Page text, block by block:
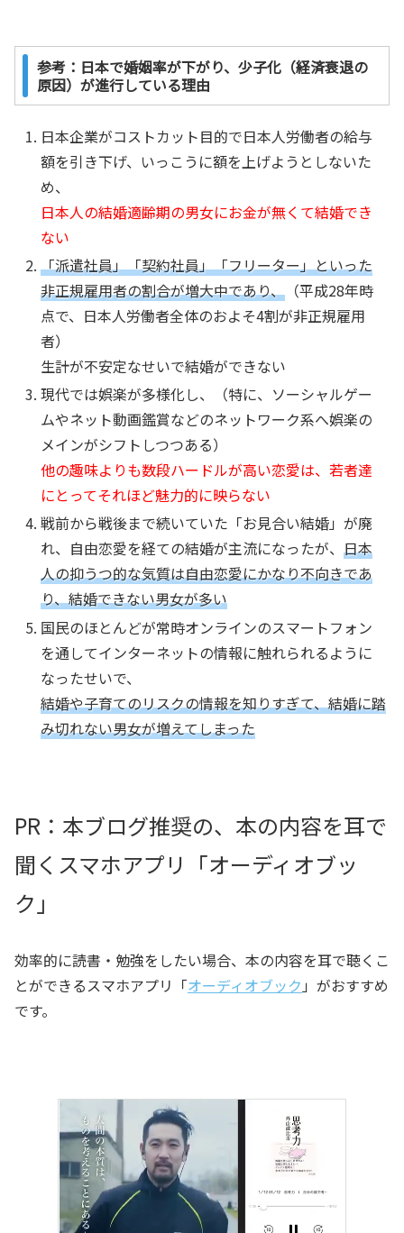
参考：日本で婚姻率が下がり、少子化（経済衰退の
原因）が進行している理由
日本企業がコストカット目的で日本人労働者の給与
額を引き下げ、いっこうに額を上げようとしないた
め、
日本人の結婚適齢期の男女にお金が無くて結婚でき
ない
「派遣社員」「契約社員」「フリーター」といった
非正規雇用者の割合が増大中であり、 （平成28年時
点で、日本人労働者全体のおよそ4割が非正規雇用
者）
生計が不安定なせいで結婚ができない
現代では娯楽が多様化し、（特に、ソーシャルゲー
ムやネット動画鑑賞などのネットワーク系へ娯楽の
メインがシフトしつつある）
他の趣味よりも数段ハードルが高い恋愛は、若者達
にとってそれほど魅力的に映らない
戦前から戦後まで続いていた「お見合い結婚」が廃
れ、自由恋愛を経ての結婚が主流になったが、日本
人の抑うつ的な気質は自由恋愛にかなり不向きであ
り、結婚できない男女が多い
国民のほとんどが常時オンラインのスマートフォン
を通してインターネットの情報に触れられるように
なったせいで、
結婚や子育てのリスクの情報を知りすぎて、結婚に踏
み切れない男女が増えてしまった
PR：本ブログ推奨の、本の内容を耳で
聞くスマホアプリ「オーディオブッ
ク」
効率的に読書・勉強をしたい場合、本の内容を耳で聴くこ
とができるスマホアプリ「オーディオブック 」がおすすめ
です。